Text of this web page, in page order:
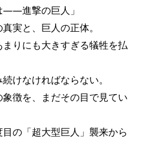
――進撃の巨人」
実と、巨人の正体。
りにも大きすぎる犠牲を払
けなければならない。
徴を、まだその目で見てい
の「超大型巨人」襲来から